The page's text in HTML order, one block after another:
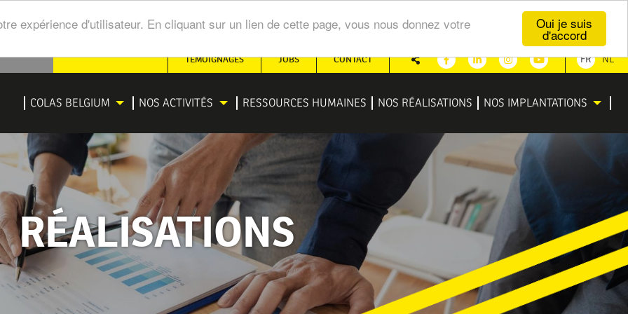
Oui je suis
d'accord
expérience d'utilisateur. En cliquant sur un lien de cette page, vous nous donnez votre
COLAS BELGIUM NOS ACTIVITÉS RESSOURCES HUMAINES NOS RÉALISATIONS NOS IMPLANTATIONS
SECONDARY
NAVIGATION
TÉMOIGNAGES JOBS CONTACT
FacebookLinkedinInstagramYoutube
Partager
FR NL
RÉALISATIONS